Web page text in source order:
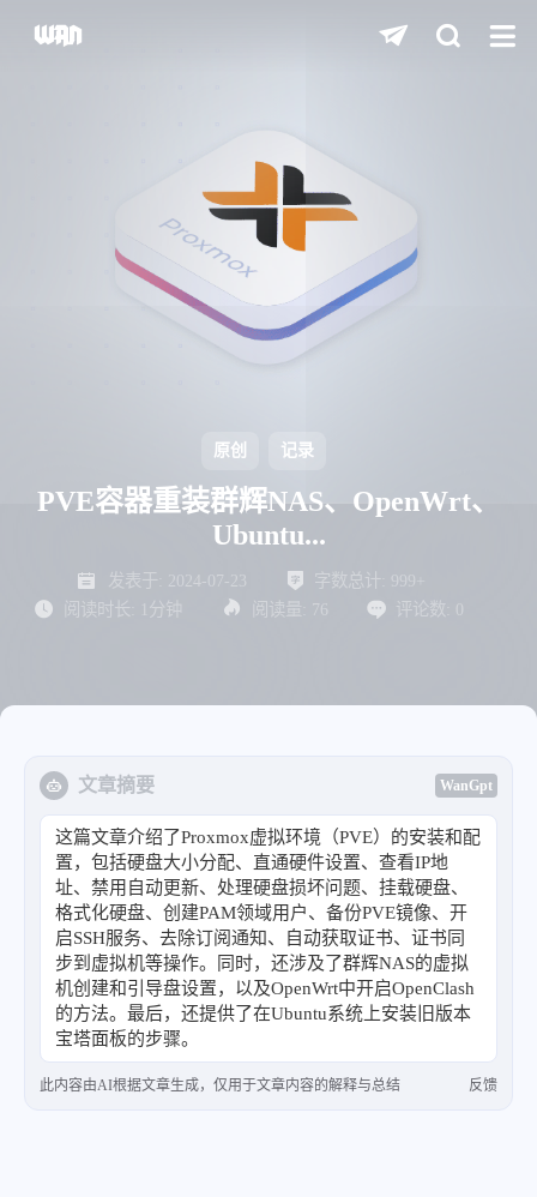
关闭快捷键功能
打开中控台
M 播放/暂停音乐
深色/浅色显示模式
原创 记录
PVE容器重装群辉NAS、OpenWrt、
Ubuntu...
发表于: 2024-07-23 字数总计:
999+
阅读时长:
1分钟 阅读量: 76 评论数: 0
文章摘要 WanGpt
这篇文章介绍了Proxmox虚拟环境（PVE）的安装和配
置，包括硬盘大小分配、直通硬件设置、查看IP地
址、禁用自动更新、处理硬盘损坏问题、挂载硬盘、
格式化硬盘、创建PAM领域用户、备份PVE镜像、开
启SSH服务、去除订阅通知、自动获取证书、证书同
步到虚拟机等操作。同时，还涉及了群辉NAS的虚拟
机创建和引导盘设置，以及OpenWrt中开启OpenClash
的方法。最后，还提供了在Ubuntu系统上安装旧版本
宝塔面板的步骤。
此内容由AI根据文章生成，仅用于文章内容的解释与总结 反馈